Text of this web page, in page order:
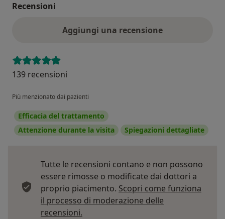
Recensioni
Aggiungi una recensione
139 recensioni
Più menzionato dai pazienti
Efficacia del trattamento
Attenzione durante la visita
Spiegazioni dettagliate
Tutte le recensioni contano e non possono
essere rimosse o modificate dai dottori a
proprio piacimento. Scopri come funziona
il processo di moderazione delle
recensioni.